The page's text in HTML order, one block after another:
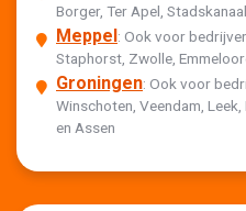
Borger, Ter Apel,
Meppel: Ook voor
Staphorst, Zwolle,
Groningen: Ook voor
Winschoten, Veendam,
en Assen